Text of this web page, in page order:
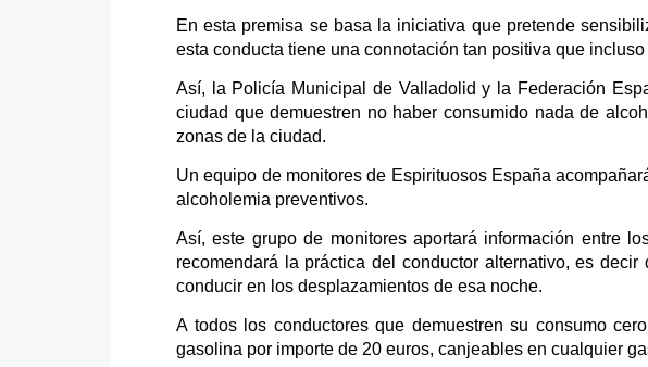
En esta premisa se basa la iniciativa que pretende
esta conducta tiene una connotación tan positiva que
Así, la Policía Municipal de Valladolid y la Federación
ciudad que demuestren no haber consumido nada de
zonas de la ciudad.
Un equipo de monitores de Espirituosos España
alcoholemia preventivos.
Así, este grupo de monitores aportará información entre
recomendará la práctica del conductor alternativo, es
conducir en los desplazamientos de esa noche.
A todos los conductores que demuestren su consumo
gasolina por importe de 20 euros, canjeables en cualquier